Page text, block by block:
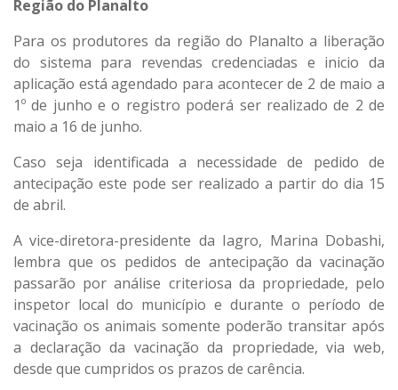
Região do Planalto
Para os produtores da região do Planalto a liberação
do sistema para revendas credenciadas e inicio da
aplicação está agendado para acontecer de 2 de maio a
1º de junho e o registro poderá ser realizado de 2 de
maio a 16 de junho.
Caso seja identificada a necessidade de pedido de
antecipação este pode ser realizado a partir do dia 15
de abril.
A vice-diretora-presidente da Iagro, Marina Dobashi,
lembra que os pedidos de antecipação da vacinação
passarão por análise criteriosa da propriedade, pelo
inspetor local do município e durante o período de
vacinação os animais somente poderão transitar após
a declaração da vacinação da propriedade, via web,
desde que cumpridos os prazos de carência.